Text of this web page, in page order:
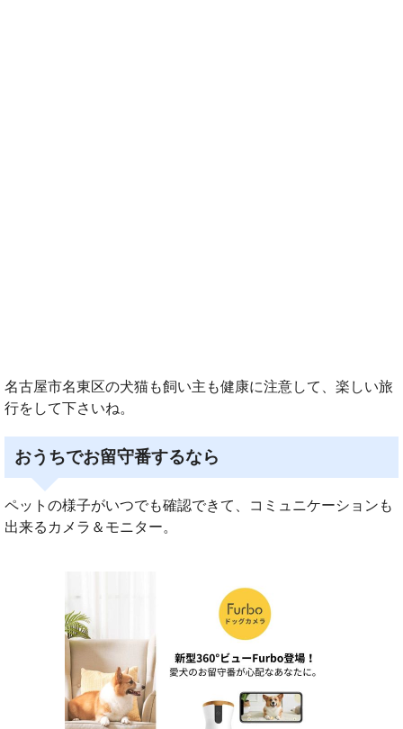
名古屋市名東区の犬猫も飼い主も健康に注意して、楽しい旅
行をして下さいね。
おうちでお留守番するなら
ペットの様子がいつでも確認できて、コミュニケーションも
出来るカメラ＆モニター。